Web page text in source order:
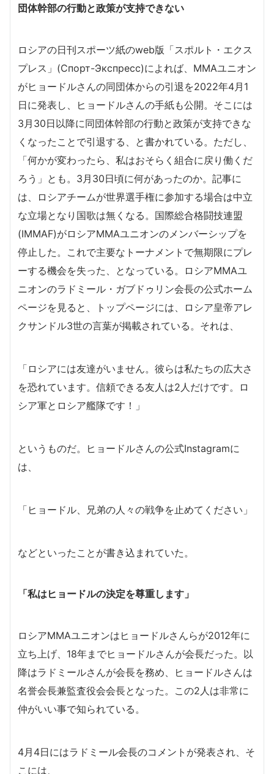
団体幹部の行動と政策が支持できない
ロシアの日刊スポーツ紙のweb版「スポルト・エクス
プレス」(Спорт-Экспресс)によれば、MMAユニオン
がヒョードルさんの同団体からの引退を2022年4月1
日に発表し、ヒョードルさんの手紙も公開。そこには
3月30日以降に同団体幹部の行動と政策が支持できな
くなったことで引退する、と書かれている。ただし、
「何かが変わったら、私はおそらく組合に戻り働くだ
ろう」とも。3月30日頃に何があったのか。記事に
は、ロシアチームが世界選手権に参加する場合は中立
な立場となり国歌は無くなる。国際総合格闘技連盟
(IMMAF)がロシアMMAユニオンのメンバーシップを
停止した。これで主要なトーナメントで無期限にプレ
ーする機会を失った、となっている。ロシアMMAユ
ニオンのラドミール・ガブドゥリン会長の公式ホーム
ページを見ると、トップページには、ロシア皇帝アレ
クサンドル3世の言葉が掲載されている。それは、
「ロシアには友達がいません。彼らは私たちの広大さ
を恐れています。信頼できる友人は2人だけです。ロ
シア軍とロシア艦隊です！」
というものだ。ヒョードルさんの公式Instagramに
は、
「ヒョードル、兄弟の人々の戦争を止めてください」
などといったことが書き込まれていた。
「私はヒョードルの決定を尊重します」
ロシアMMAユニオンはヒョードルさんらが2012年に
立ち上げ、18年までヒョードルさんが会長だった。以
降はラドミールさんが会長を務め、ヒョードルさんは
名誉会長兼監査役会会長となった。この2人は非常に
仲がいい事で知られている。
4月4日にはラドミール会長のコメントが発表され、そ
こには、